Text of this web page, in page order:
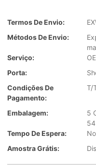
Termos De Envio:
Métodos De Envio:
Serviço:
Porta:
Condições De
Pagamento:
T/
Embalagem:
5
Tempo De Espera:
Amostra Grátis: